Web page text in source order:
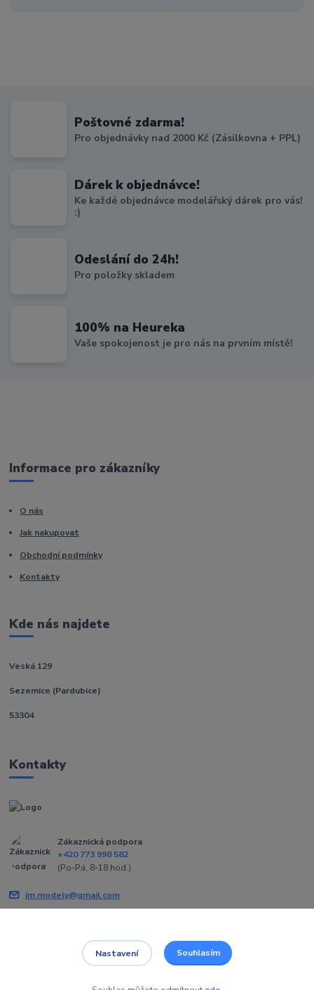
Poštovné zdarma!
Pro objednávky nad 2000 Kč (Zásilkovna + PPL)
Dárek k objednávce!
Ke každé objednávce modelářský dárek pro vás!
:)
Odeslání do 24h!
Pro položky skladem
100% na Heureka
Vaše spokojenost je pro nás na prvním místě!
Informace pro zákazníky
O nás
Jak nakupovat
Obchodní podmínky
Kontakty
Kde nás najdete
Veská 129
Sezemice (Pardubice)
53304
Kontakty
Zákaznická podpora
+420 773 998 582
(Po-Pá, 8-18 hod.)
jm.modely@gmail.com
Nastavení Souhlasím